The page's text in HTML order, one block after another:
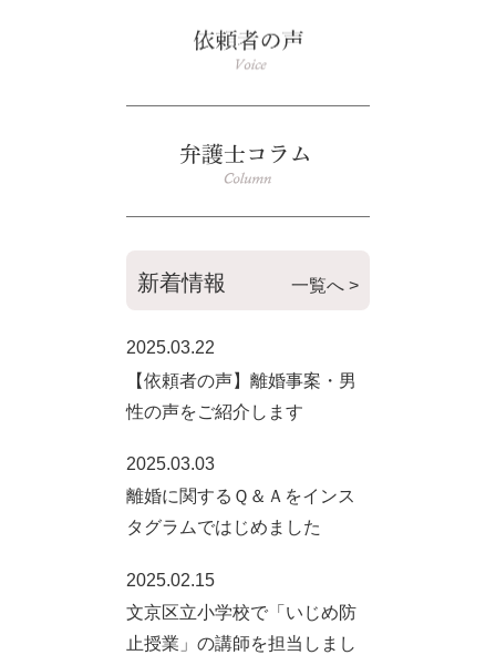
新着情報 一覧へ >
2025.03.22
【依頼者の声】離婚事案・男
性の声をご紹介します
2025.03.03
離婚に関するＱ＆Ａをインス
タグラムではじめました
2025.02.15
文京区立小学校で「いじめ防
止授業」の講師を担当しまし